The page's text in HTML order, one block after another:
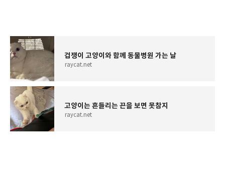
겁쟁이 고양이와 함께 동물병원 가는 날
raycat.net
고양이는 흔들리는 끈을 보면 못참지
raycat.net